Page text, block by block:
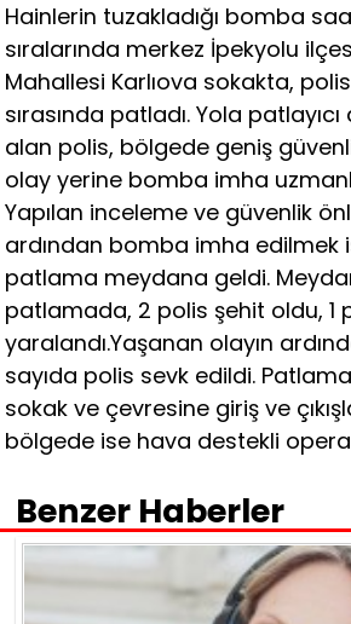
Hainlerin tuzakladığı bomba
sıralarında merkez İpekyolu
Mahallesi Karlıova sokakta,
sırasında patladı. Yola
alan polis, bölgede geniş
olay yerine bomba imha
Yapılan inceleme ve güvenlik
ardından bomba imha edilmek
patlama meydana geldi.
patlamada, 2 polis şehit oldu, 1
yaralandı.Yaşanan olayın
sayıda polis sevk edildi.
sokak ve çevresine giriş ve
bölgede ise hava destekli
Benzer Haberler